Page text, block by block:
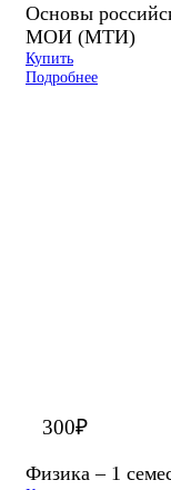
Основы
МОИ (МТИ)
Купить
Подробнее
300₽
Физика – 1